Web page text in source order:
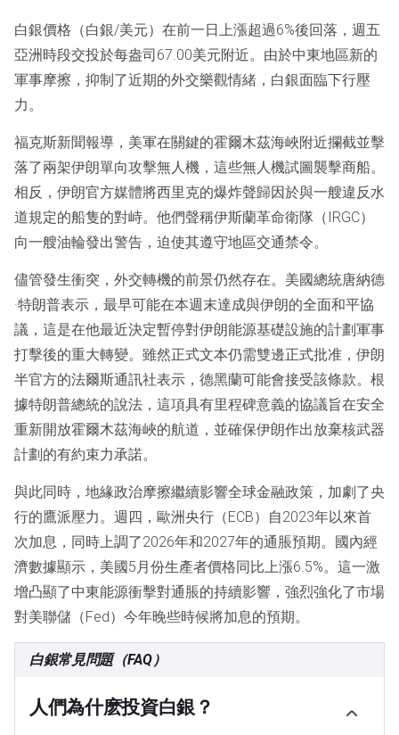
白銀價格（白銀/美元）在前一日上漲超過6%後回落，週五
亞洲時段交投於每盎司67.00美元附近。由於中東地區新的
軍事摩擦，抑制了近期的外交樂觀情緒，白銀面臨下行壓
力。
福克斯新聞報導，美軍在關鍵的霍爾木茲海峽附近攔截並擊
落了兩架伊朗單向攻擊無人機，這些無人機試圖襲擊商船。
相反，伊朗官方媒體將西里克的爆炸聲歸因於與一艘違反水
道規定的船隻的對峙。他們聲稱伊斯蘭革命衛隊（IRGC）
向一艘油輪發出警告，迫使其遵守地區交通禁令。
儘管發生衝突，外交轉機的前景仍然存在。美國總統唐納德
·特朗普表示，最早可能在本週末達成與伊朗的全面和平協
議，這是在他最近決定暫停對伊朗能源基礎設施的計劃軍事
打擊後的重大轉變。雖然正式文本仍需雙邊正式批准，伊朗
半官方的法爾斯通訊社表示，德黑蘭可能會接受該條款。根
據特朗普總統的說法，這項具有里程碑意義的協議旨在安全
重新開放霍爾木茲海峽的航道，並確保伊朗作出放棄核武器
計劃的有約束力承諾。
與此同時，地緣政治摩擦繼續影響全球金融政策，加劇了央
行的鷹派壓力。週四，歐洲央行（ECB）自2023年以來首
次加息，同時上調了2026年和2027年的通脹預期。國內經
濟數據顯示，美國5月份生產者價格同比上漲6.5%。這一激
增凸顯了中東能源衝擊對通脹的持續影響，強烈強化了市場
對美聯儲（Fed）今年晚些時候將加息的預期。
白銀常見問題（FAQ）
人們為什麽投資白銀？